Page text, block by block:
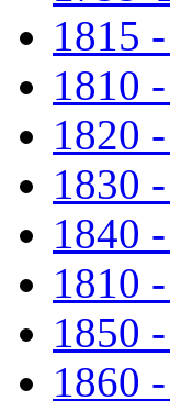
1815
1810
1820
1830
1840
1810
1850
1860